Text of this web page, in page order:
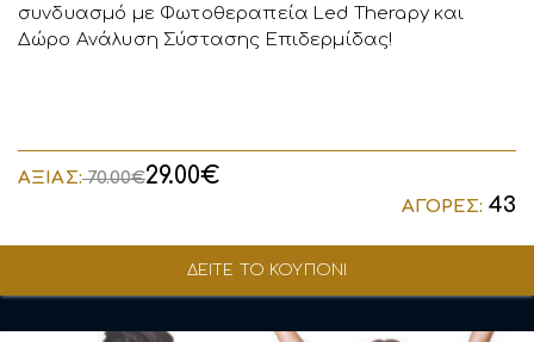
ΔΕΙΤΕ ΤΟ ΚΟΥΠΟΝΙ
συνδυασμό με Φωτοθεραπεία Led Therapy και
Δώρο Ανάλυση Σύστασης Επιδερμίδας!
ΑΞΙΑΣ:70.00€29.00€
ΑΓΟΡΕΣ: 43